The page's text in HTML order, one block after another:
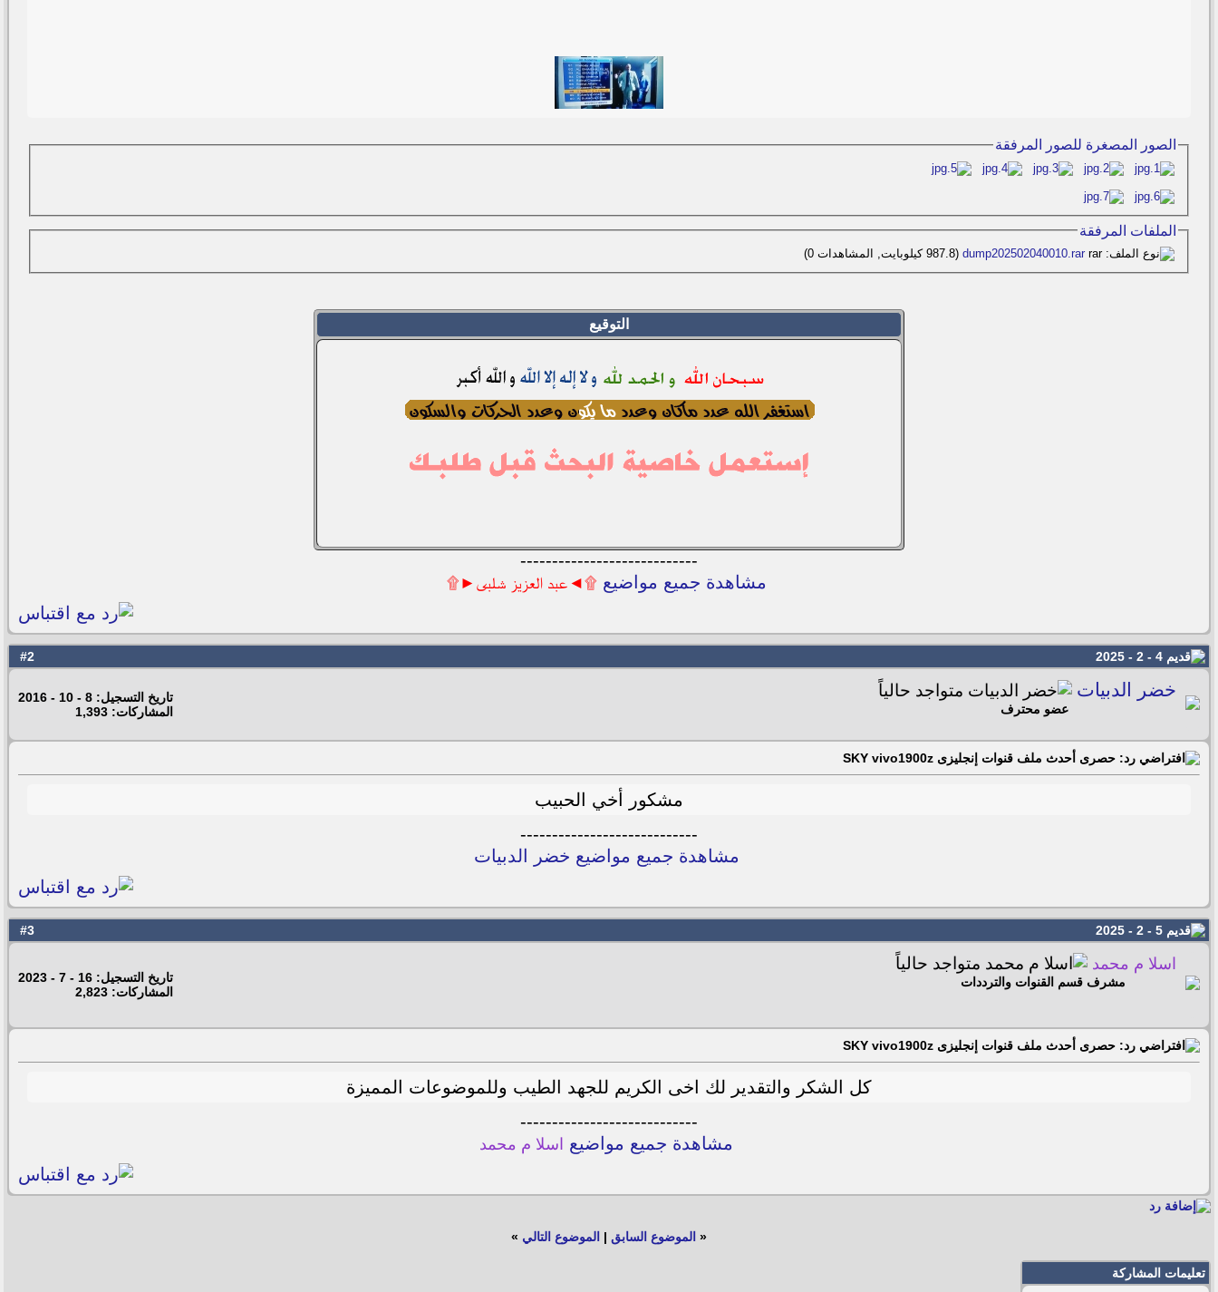
الصور المصغرة للصور المرفقة
الملفات المرفقة
dump202502040010.rar‏(987.8 كيلوبايت, المشاهدات 0)
التوقيع
----------------------------
مشاهدة جميع مواضيع ۩◄عبد العزيز شلبى►۩
2
خضر الدبيات
عضو محترف
تاريخ التسجيل: 8 - 10 - 2016
المشاركات: 1,393
رد: حصرى أحدث ملف قنوات إنجليزى SKY vivo1900z
مشكور أخي الحبيب
----------------------------
مشاهدة جميع مواضيع خضر الدبيات
3
اسلا م محمد
مشرف قسم القنوات والترددات
تاريخ التسجيل: 16 - 7 - 2023
المشاركات: 2,823
رد: حصرى أحدث ملف قنوات إنجليزى SKY vivo1900z
كل الشكر والتقدير لك اخى الكريم للجهد الطيب وللموضوعات المميزة
----------------------------
مشاهدة جميع مواضيع
اسلا م محمد
« الموضوع السابق | الموضوع التالي »
تعليمات المشاركة